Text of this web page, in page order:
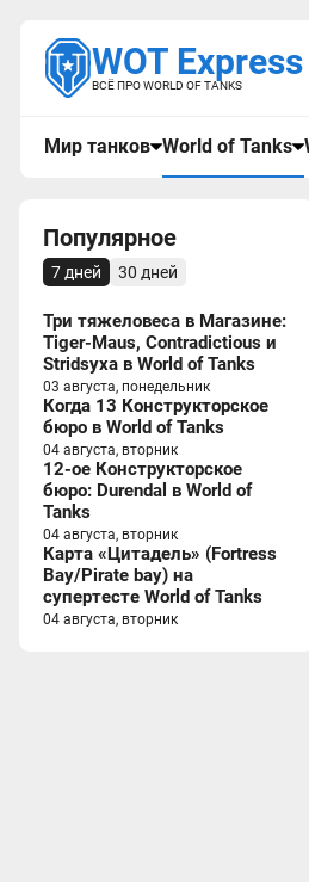
WOT Express
ВСЁ ПРО WORLD OF TANKS
Мир танков World of Tanks
Популярное
7 дней 30 дней
Три тяжеловеса в Магазине:
Tiger-Maus, Contradictious и
Stridsyxa в World of Tanks
03 августа, понедельник
Когда 13 Конструкторское
бюро в World of Tanks
04 августа, вторник
12-ое Конструкторское
бюро: Durendal в World of
Tanks
04 августа, вторник
Карта «Цитадель» (Fortress
Bay/Pirate bay) на
супертесте World of Tanks
04 августа, вторник